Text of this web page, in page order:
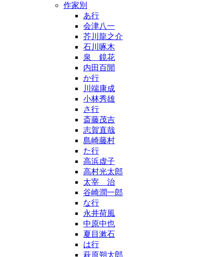
作家別
あ行
会津八一
芥川龍之介
石川啄木
泉 鏡花
内田百閒
か行
川端康成
小林秀雄
さ行
斎藤茂吉
志賀直哉
島崎藤村
た行
高浜虚子
高村光太郎
太宰 治
谷崎潤一郎
な行
永井荷風
中原中也
夏目漱石
は行
萩原朔太郎